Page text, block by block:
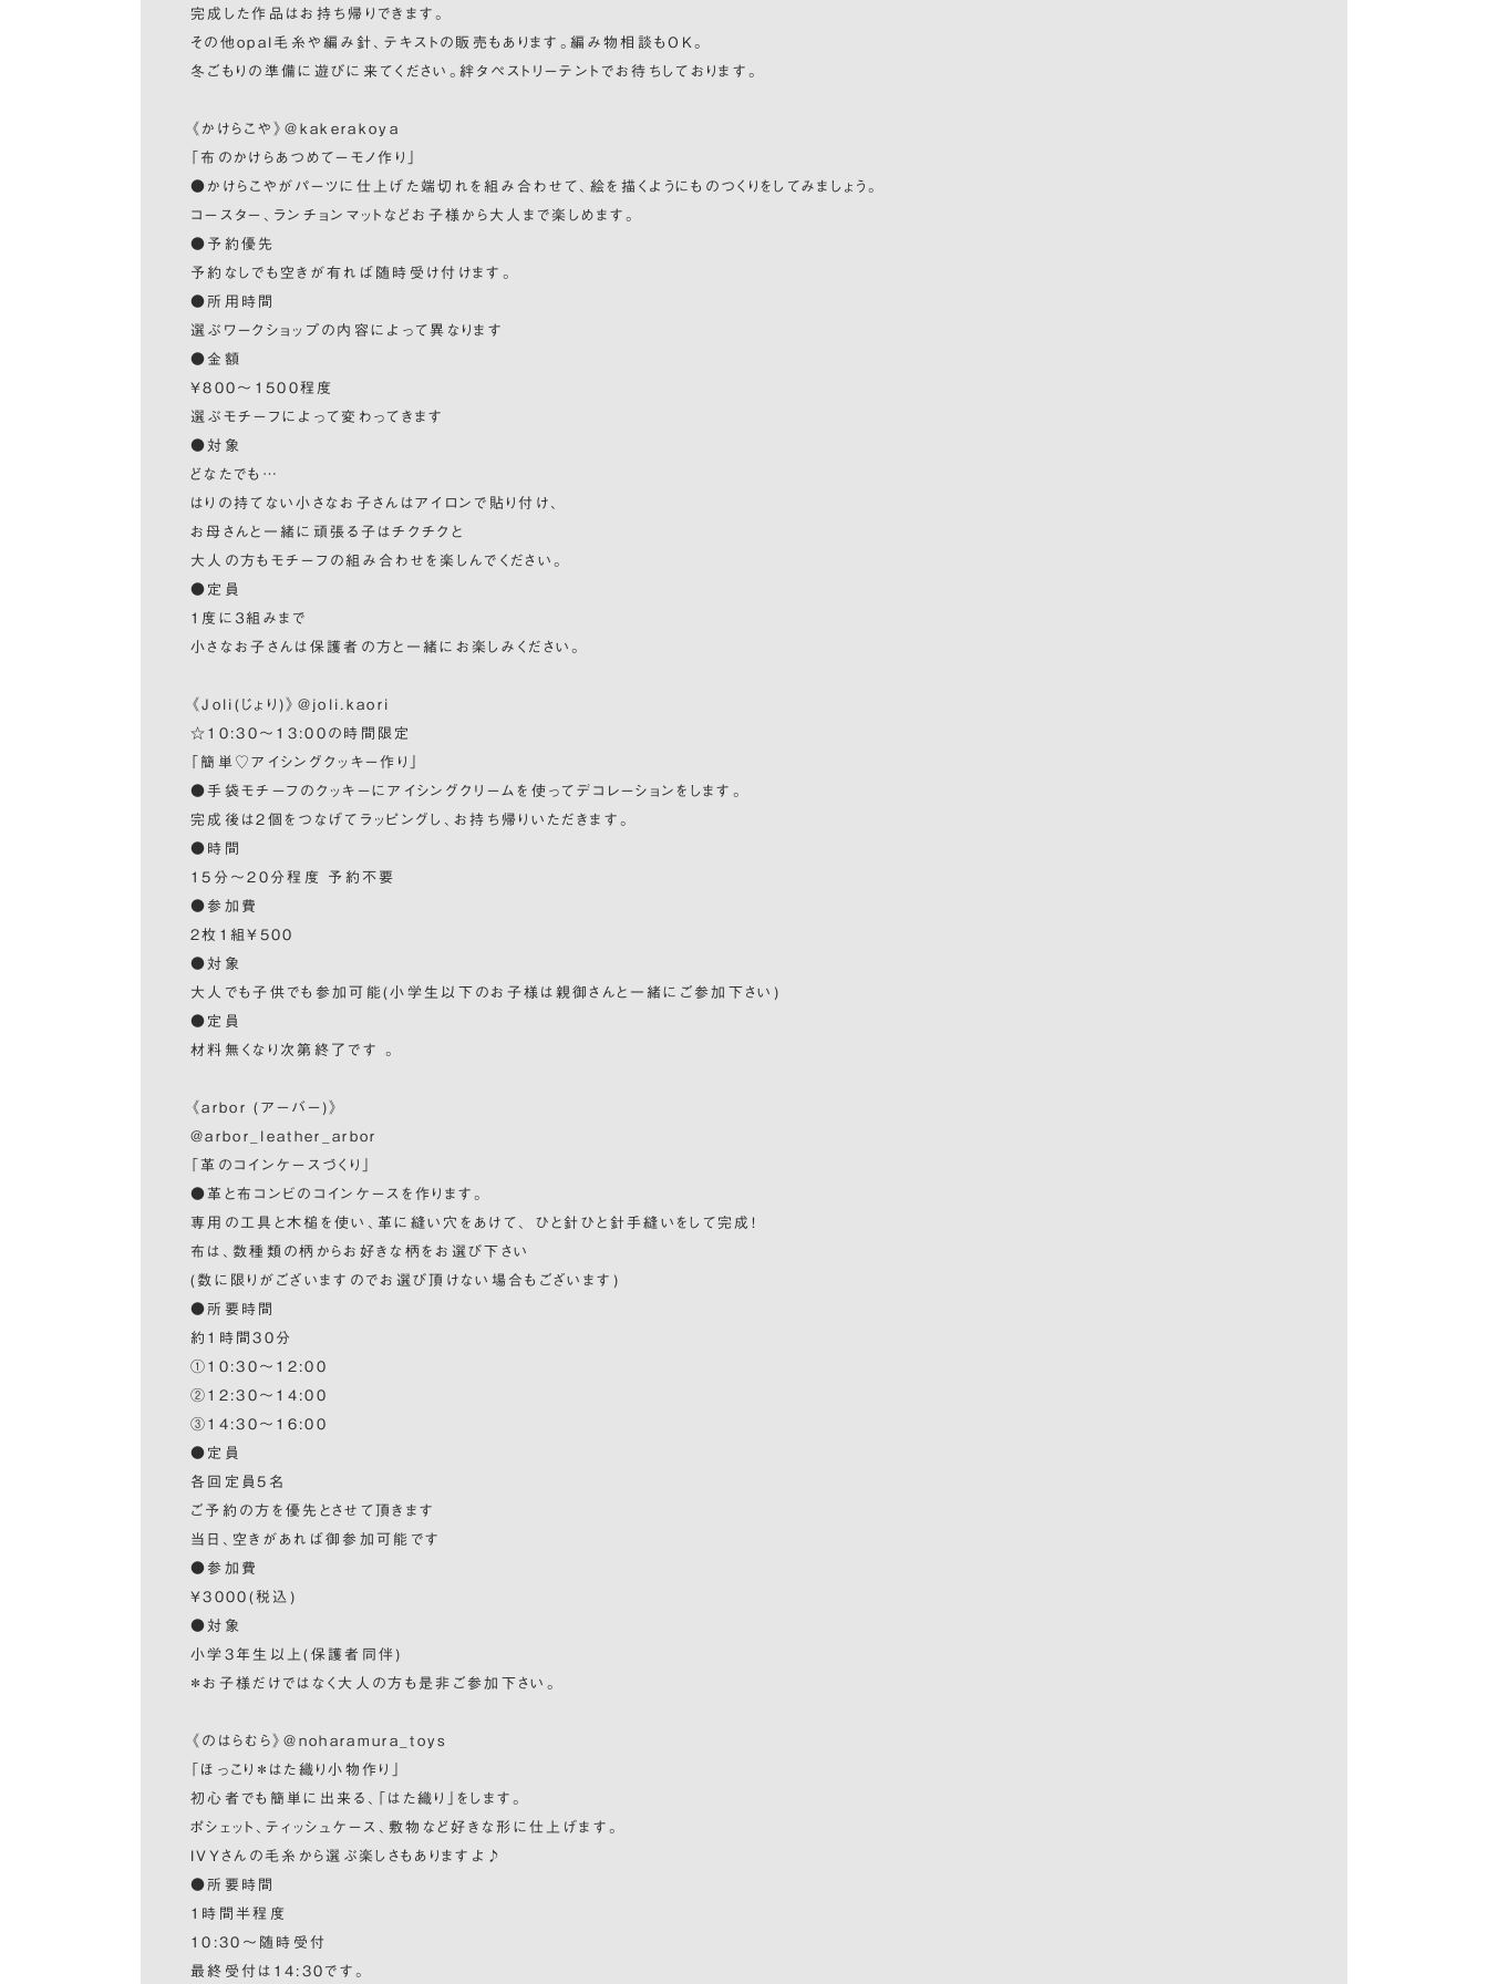
完成した作品はお持ち帰りできます。
その他opal毛糸や編み針、テキストの販売もあります。編み物相談もOK。
冬ごもりの準備に遊びに来てください。絆タペストリーテントでお待ちしております。
《かけらこや》@kakerakoya
「布のかけらあつめてーモノ作り」
●かけらこやがパーツに仕上げた端切れを組み合わせて、絵を描くようにものつくりをしてみましょう。
コースター、ランチョンマットなどお子様から大人まで楽しめます。
●予約優先
予約なしでも空きが有れば随時受け付けます。
●所用時間
選ぶワークショップの内容によって異なります
●金額
¥800〜1500程度
選ぶモチーフによって変わってきます
●対象
どなたでも…
はりの持てない小さなお子さんはアイロンで貼り付け、
お母さんと一緒に頑張る子はチクチクと
大人の方もモチーフの組み合わせを楽しんでください。
●定員
1度に３組みまで
小さなお子さんは保護者の方と一緒にお楽しみください。
《Joli(じょり)》@joli.kaori
☆10:30〜13:00の時間限定
「簡単♡アイシングクッキー作り」
●手袋モチーフのクッキーにアイシングクリームを使ってデコレーションをします。
完成後は2個をつなげてラッピングし、お持ち帰りいただきます。
●時間
15分〜20分程度 予約不要
●参加費
2枚1組¥500
●対象
大人でも子供でも参加可能(小学生以下のお子様は親御さんと一緒にご参加下さい)
●定員
材料無くなり次第終了です 。
《arbor (アーバー)》
@arbor_leather_arbor
「革のコインケースづくり」
●革と布コンビのコインケースを作ります。
専用の工具と木槌を使い、革に縫い穴をあけて、 ひと針ひと針手縫いをして完成！
布は、数種類の柄からお好きな柄をお選び下さい
(数に限りがございますのでお選び頂けない場合もございます)
●所要時間
約1時間30分
①10:30〜12:00
②12:30〜14:00
③14:30〜16:00
●定員
各回定員5名
ご予約の方を優先とさせて頂きます
当日、空きがあれば御参加可能です
●参加費
¥3000(税込)
●対象
小学3年生以上(保護者同伴)
＊お子様だけではなく大人の方も是非ご参加下さい。
《のはらむら》@noharamura_toys
「ほっこり＊はた織り小物作り」
初心者でも簡単に出来る、「はた織り」をします。
ポシェット、ティッシュケース、敷物など好きな形に仕上げます。
IVYさんの毛糸から選ぶ楽しさもありますよ♪
●所要時間
1時間半程度
10:30〜随時受付
最終受付は14:30です。